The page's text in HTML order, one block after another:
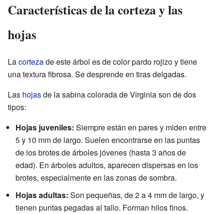
Características de la corteza y las
hojas
Lacortezade este árbol es de color pardo rojizo y tiene
una textura fibrosa. Se desprende en tiras delgadas.
Las hojasde la sabina colorada de Virginia son de dos
tipos:
Hojas juveniles: Siempre están en pares y miden entre
5 y 10 mm de largo. Suelen encontrarse en las puntas
de los brotes de árboles jóvenes (hasta 3 años de
edad). En árboles adultos, aparecen dispersas en los
brotes, especialmente en las zonas de sombra.
Hojas adultas: Son pequeñas, de 2 a 4 mm de largo, y
tienen puntas pegadas al tallo. Forman hilos finos.